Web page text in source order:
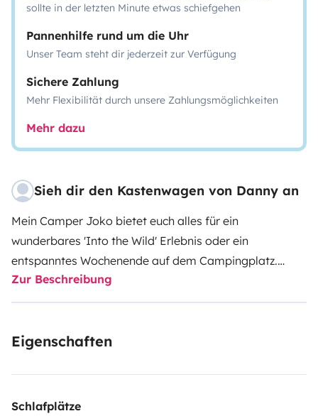
sollte in der letzten Minute etwas schiefgehen
Pannenhilfe rund um die Uhr
Unser Team steht dir jederzeit zur Verfügung
Sichere Zahlung
Mehr Flexibilität durch unsere Zahlungsmöglichkeiten
Mehr dazu
Sieh dir den Kastenwagen von Danny an
Mein Camper Joko bietet euch alles für ein
wunderbares 'Into the Wild' Erlebnis oder ein
entspanntes Wochenende auf dem Campingplatz.
Durch den großen Wassertank auf dem Dach und die
Solaranlage mit eigener Batterie und Stromversorgung
Campingplätzen und könnt einfach in die Wildnis
Plätzen (tagsüber), welche in der Nacht zum Bett
Zur Beschreibung
Eigenschaften
Schlafplätze